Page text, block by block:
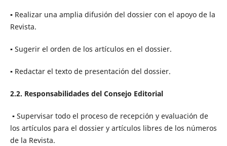
▪ Realizar una amplia difusión del dossier con el apoyo de la
Revista.
▪ Sugerir el orden de los artículos en el dossier.
▪ Redactar el texto de presentación del dossier.
2.2. Responsabilidades del Consejo Editorial
▪ Supervisar todo el proceso de recepción y evaluación de
los artículos para el dossier y artículos libres de los números
de la Revista.